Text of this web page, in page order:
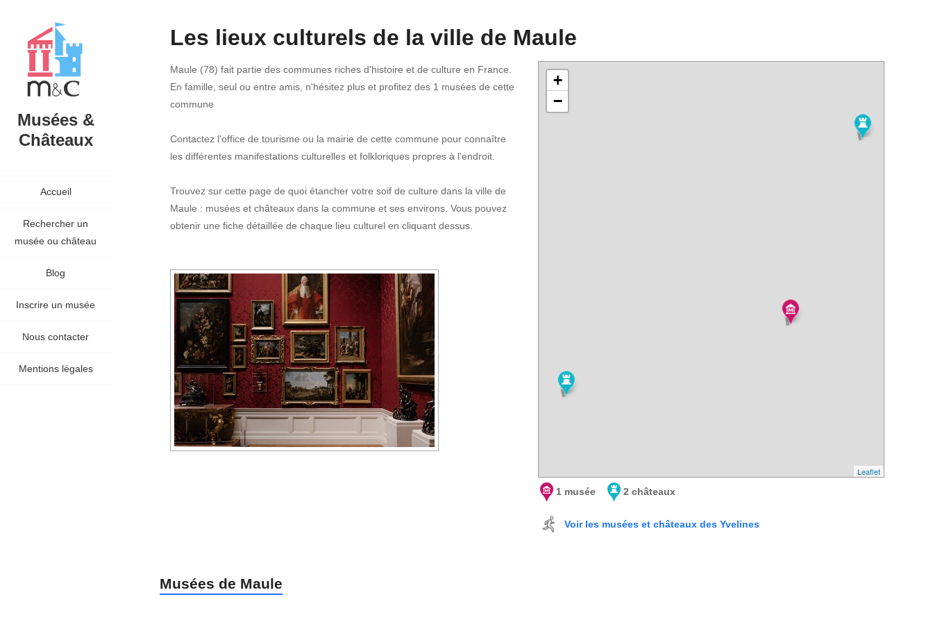
Musées &
Châteaux
Accueil
Rechercher un
musée ou château
Blog
Inscrire un musée
Nous contacter
Mentions légales
Les lieux culturels de la ville de Maule
Maule (78) fait partie des communes riches d'histoire et de culture en France.
En famille, seul ou entre amis, n'hésitez plus et profitez des 1 musées de cette
commune
Contactez l'office de tourisme ou la mairie de cette commune pour connaître
les différentes manifestations culturelles et folkloriques propres à l'endroit.
Trouvez sur cette page de quoi étancher votre soif de culture dans la ville de
Maule : musées et châteaux dans la commune et ses environs. Vous pouvez
obtenir une fiche détaillée de chaque lieu culturel en cliquant dessus.
+
−
Leaflet
1 musée
2 châteaux
Voir les musées et châteaux des Yvelines
Musées de Maule